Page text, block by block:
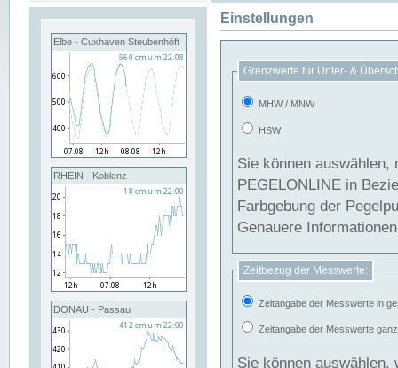
Elbe - Cuxhaven Steubenhöft
RHEIN - Koblenz
DONAU - Passau
Einstellungen
Grenzwerte für Unter- &
MHW / MNW
HSW
Sie können
PEGELONLINE in Beziehung
Farbgebung der
Genauere
Zeitbezug der Messwerte:
Zeitangabe der Messwerte in
Zeitangabe der Messwerte
Sie können auswählen,